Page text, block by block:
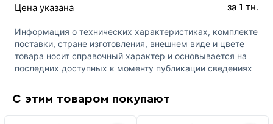
Цена указана
за 1 тн.
Информация о технических характеристиках, комплекте
поставки, стране изготовления, внешнем виде и цвете
товара носит справочный характер и основывается на
последних доступных к моменту публикации сведениях
С этим товаром покупают